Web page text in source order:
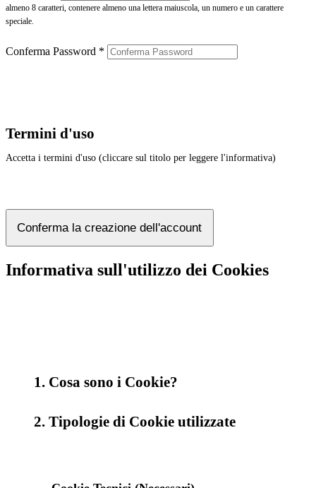
almeno 8 caratteri, contenere almeno una lettera maiuscola, un numero e un carattere
speciale.
Conferma Password *
Termini d'uso
Accetta i termini d'uso (cliccare sul titolo per leggere l'informativa)
Conferma la creazione dell'account
Informativa sull'utilizzo dei Cookies
1. Cosa sono i Cookie?
2. Tipologie di Cookie utilizzate